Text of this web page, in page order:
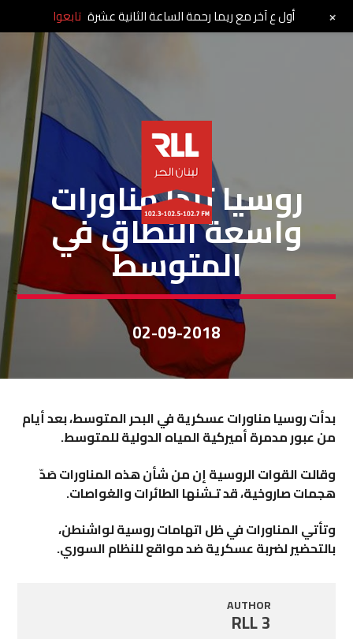
مقالات
روسيا تبدأ مناورات
واسعة النطاق في
المتوسط
02-09-2018
بدأت روسيا مناورات عسكرية في البحر المتوسط، بعد أيام
من عبور مدمرة أميركية المياه الدولية للمتوسط.
وقالت القوات الروسية إن من شأن هذه المناورات صَدّ
هجمات صاروخية، قد تـشنها الطائرات والغواصات.
وتأتي المناورات في ظل اتهامات روسية لواشنطن،
بالتحضير لضربة عسكرية ضد مواقع للنظام السوري.
AUTHOR
RLL 3
أول ع آخر مع ريما رحمة الساعة الثانية عشرة تابعوا +